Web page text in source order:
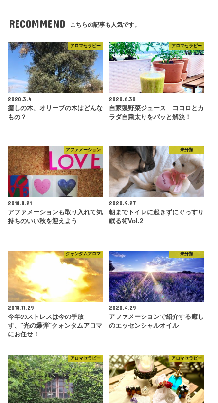
RECOMMEND こちらの記事も人気です。
アロマセラピー
2020.3.4
癒しの木、オリーブの木はどんな
もの？
アロマセラピー
2020.6.30
自家製野菜ジュース ココロとカ
ラダ自粛太りをパッと解決！
アファメーション
2018.8.21
アファメーションも取り入れて気
持ちのいい秋を迎えよう
未分類
2020.9.27
朝までトイレに起きずにぐっすり
眠る術Vol.2
クォンタムアロマ
2018.11.29
今年のストレスは今の手放
す、"光の爆弾"クォンタムアロマ
にお任せ！
未分類
2020.4.29
アファメーションで紹介する癒し
のエッセンシャルオイル
アロマセラピー アロマセラピー